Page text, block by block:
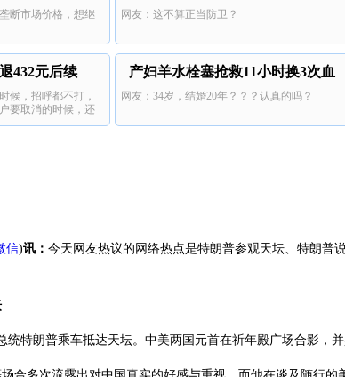
断市场价格，想继
网友：这不算正当防卫？
432元后续
候，招呼都不打，
要取消的时候，还
产妇羊水栓塞抢救11小时换3次血
网友：34岁，结婚20年？？？认真的吗？
信)讯： 今天网友热议的网络热点是特朗普参观天坛、特朗
统特朗普乘车抵达天坛。中美两国元首在祈年殿广场合影，并